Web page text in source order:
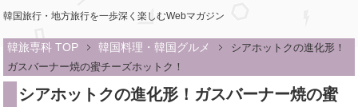
韓国旅行・地方旅行を一歩深く楽しむWebマガジン
韓旅専科 TOP 韓国料理・韓国グルメ
シアホットクの進化形！
ガスバーナー焼の蜜チーズホットク！
シアホットクの進化形！ガスバーナー焼の蜜